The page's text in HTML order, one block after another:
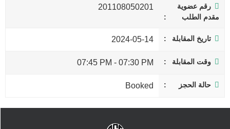
رقم عضوية
مقدم الطلب
201108050201
تاريخ المقابلة 2024-05-14
وقت المقابلة 07:30 PM
-
07:45 PM
حالة الحجز Booked